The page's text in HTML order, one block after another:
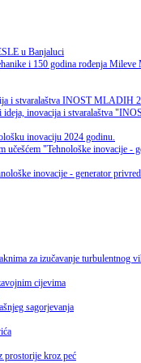
u Banjaluci
i 150 godina rođenja Mileve
i stvaralaštva INOST MLADIH
ideja, inovacija i stvaralaštva
inovaciju 2024 godinu.
učešćem "Tehnološke inovacije -
inovacije - generator
za izučavanje turbulentnog
cijevima
sagorjevanja
prostorije kroz peć